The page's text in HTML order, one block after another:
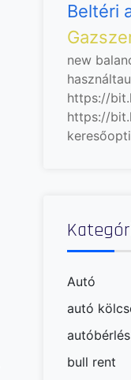
Beltéri
new
https://
https://
Autó
autó
autóbérlés
bull rent